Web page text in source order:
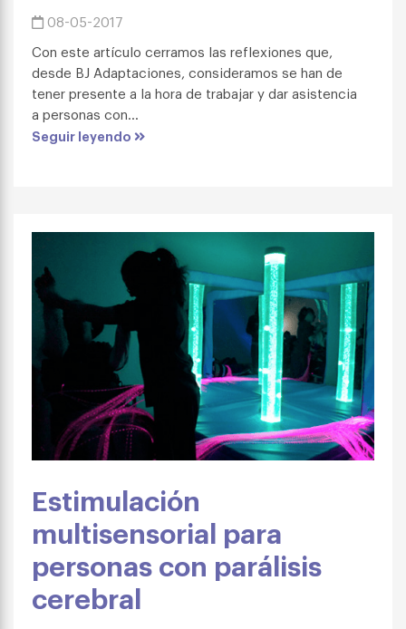
08-05-2017
Con este artículo cerramos las reflexiones que,
desde BJ Adaptaciones, consideramos se han de
tener presente a la hora de trabajar y dar asistencia
a personas con...
Seguir leyendo
Estimulación
multisensorial para
personas con parálisis
cerebral